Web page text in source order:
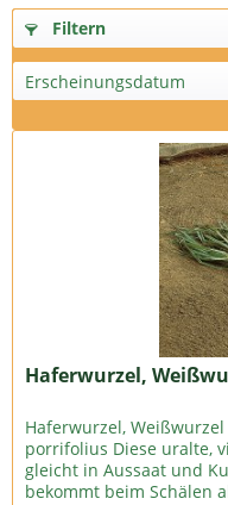
Filtern
Haferwurzel,
Haferwurzel,
porrifolius Diese uralte,
gleicht in Aussaat und
bekommt beim Schälen